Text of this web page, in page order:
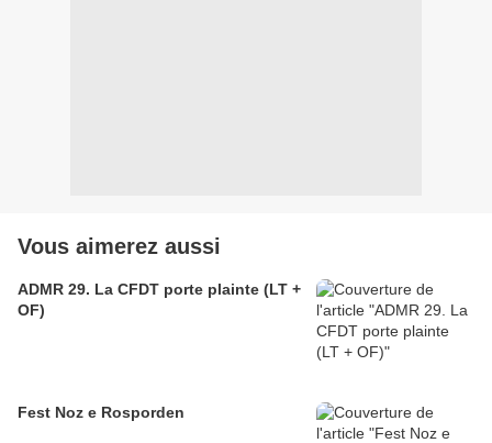
Vous aimerez aussi
ADMR 29. La CFDT porte plainte (LT +
OF)
Fest Noz e Rosporden